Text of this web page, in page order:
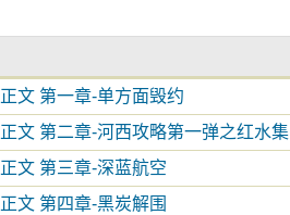
正文 第一章-单方面毁约
正文 第二章-河西攻略第一弹之红水集
正文 第三章-深蓝航空
正文 第四章-黑炭解围